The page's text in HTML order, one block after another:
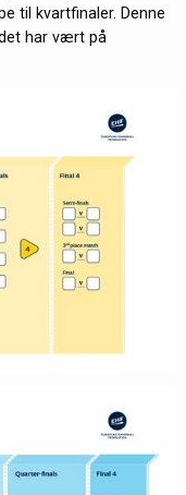
til kvartfinaler. Denne
har vært på